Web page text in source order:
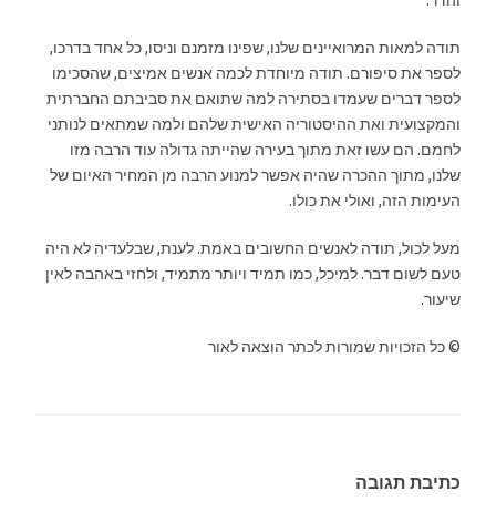
תודה למאות המרואיינים שלנו, שפינו מזמנם וניסו, כל אחד בדרכו,
לספר את סיפורם. תודה מיוחדת לכמה אנשים אמיצים, שהסכימו
לספר דברים שעמדו בסתירה למה שתואם את סביבתם החברתית
והמקצועית ואת ההיסטוריה האישית שלהם ולמה שמתאים לנותני
לחמם. הם עשו זאת מתוך בעירה שהייתה גדולה עוד הרבה מזו
שלנו, מתוך ההכרה שהיה אפשר למנוע הרבה מן המחיר האיום של
העימות הזה, ואולי את כולו.
מעל לכול, תודה לאנשים החשובים באמת. לענת, שבלעדיה לא היה
טעם לשום דבר. למיכל, כמו תמיד ויותר מתמיד, ולחזי באהבה לאין
שיעור.
© כל הזכויות שמורות לכתר הוצאה לאור
כתיבת תגובה